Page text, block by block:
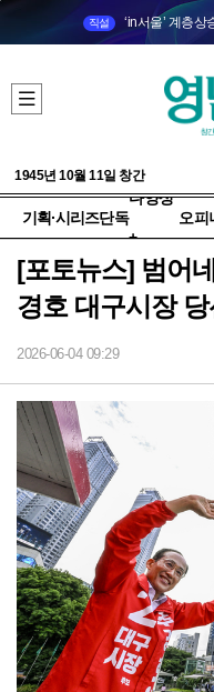
직설 ‘in서울’ 계층
1945년 10월 11일 창간
기획·시리즈단독
다양성
+
오피
[포토뉴스] 범어
경호 대구시장
2026-06-04 09:29